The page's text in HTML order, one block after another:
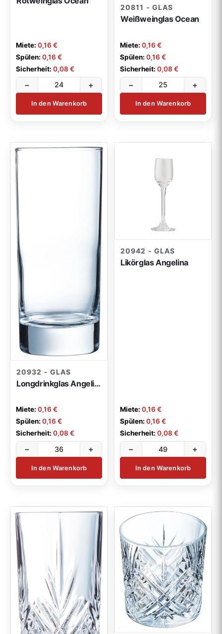
Miete:0,16 €
Spülen:0,16 €
Sicherheit:0,08 €
− +
In den Warenkorb
20811 - GLAS
Weißweinglas Ocean
Miete:0,16 €
Spülen:0,16 €
Sicherheit:0,08 €
− +
In den Warenkorb
20932 - GLAS
Longdrinkglas Angelina
Miete:0,16 €
Spülen:0,16 €
Sicherheit:0,08 €
− +
In den Warenkorb
20942 - GLAS
Likörglas Angelina
Miete:0,16 €
Spülen:0,16 €
Sicherheit:0,08 €
− +
In den Warenkorb